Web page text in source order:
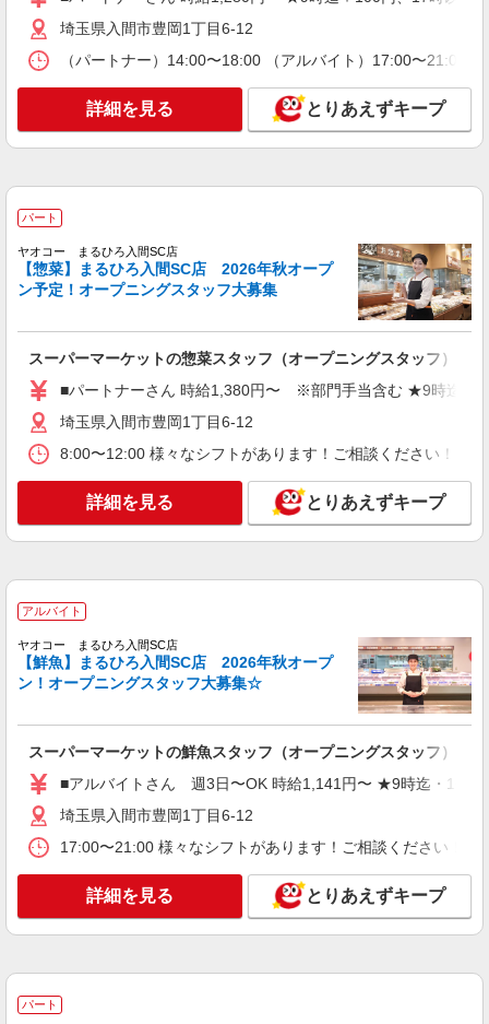
キープ
ヤオコー 入間仏子店
NEW
スーパーマーケットの鮮魚スタッフ
キープ 詳細を見る
アルバイト パート NEW
スーパーマーケットのベーカリースタッフ
日・時間帯による） 9時迄：時給1380円〜 9時以
降：時給1280円〜 17時以降：時給1430円〜 ★土
曜＋100円 ★日・祝＋100円 ※アルバイトさんの
時給や募集内容はお問い合わせください
埼玉県入間市大字仏子785-1
ヤオコー 入間仏子店
NEW
降：時給1280円〜 17時以降：時給1430円〜 ★土
曜＋100円 ★日・祝＋100円 ※アルバイトさんの
時給や募集内容はお問い合わせください
埼玉県入間市大字仏子785-1
キープ 詳細を見る
ヤオコー 入間仏子店
NEW
スーパーマーケットの精肉スタッフ
＜パート時給＞ 時給1,280円〜1,530円（曜
降：時給1280円〜 17時以降：時給1430円〜 ★土
曜＋100円 ★日・祝＋100円 ※アルバイトさんの
時給や募集内容はお問い合わせください
埼玉県入間市大字仏子785-1
キープ 詳細を見る
埼玉県入間市豊岡1丁目6-12
（パートナー）14:00〜18:00 （アルバイト）17:00〜21:00
詳細を見る とりあえずキープ
パート
ヤオコー まるひろ入間SC店
【惣菜】まるひろ入間SC店 2026年秋オープ
ン予定！オープニングスタッフ大募集
スーパーマーケットの惣菜スタッフ（オープニングスタッフ）
■パートナーさん 時給1,380円〜 ※部門手当含む ★9時迄＋
埼玉県入間市豊岡1丁目6-12
8:00〜12:00 様々なシフトがあります！ご相談ください！ ★
詳細を見る とりあえずキープ
アルバイト
ヤオコー まるひろ入間SC店
【鮮魚】まるひろ入間SC店 2026年秋オープ
ン！オープニングスタッフ大募集☆
スーパーマーケットの鮮魚スタッフ（オープニングスタッフ）
■アルバイトさん 週3日〜OK 時給1,141円〜 ★9時迄・16時
埼玉県入間市豊岡1丁目6-12
17:00〜21:00 様々なシフトがあります！ご相談ください！ ☆
詳細を見る とりあえずキープ
パート